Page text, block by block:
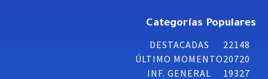
Categorías Populares
DESTACADAS
22148
ÚLTIMO MOMENTO20720
INF. GENERAL
19327